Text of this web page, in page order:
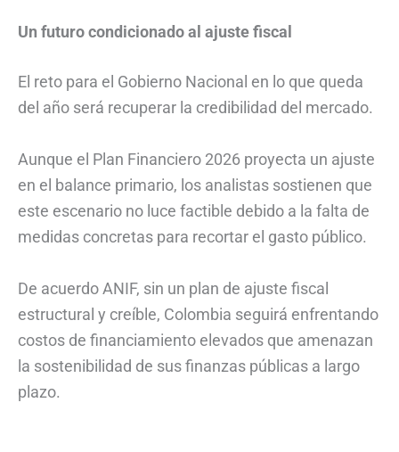
Un futuro condicionado al ajuste fiscal
El reto para el Gobierno Nacional en lo que queda
del año será recuperar la credibilidad del mercado.
Aunque el Plan Financiero 2026 proyecta un ajuste
en el balance primario, los analistas sostienen que
este escenario no luce factible debido a la falta de
medidas concretas para recortar el gasto público.
De acuerdo ANIF, sin un plan de ajuste fiscal
estructural y creíble, Colombia seguirá enfrentando
costos de financiamiento elevados que amenazan
la sostenibilidad de sus finanzas públicas a largo
plazo.